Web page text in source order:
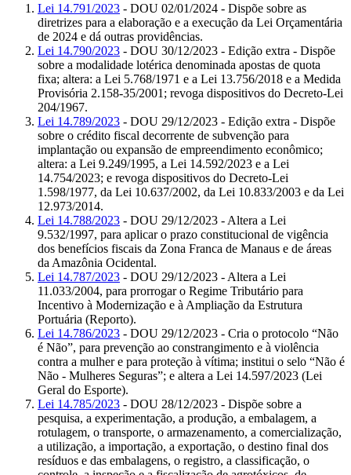
Lei 14.791/2023 - DOU 02/01/2024 - Dispõe sobre as
diretrizes para a elaboração e a execução da Lei Orçamentária
de 2024 e dá outras providências.
Lei 14.790/2023 - DOU 30/12/2023 - Edição extra - Dispõe
sobre a modalidade lotérica denominada apostas de quota
fixa; altera: a Lei 5.768/1971 e a Lei 13.756/2018 e a Medida
Provisória 2.158-35/2001; revoga dispositivos do Decreto-Lei
204/1967.
Lei 14.789/2023 - DOU 29/12/2023 - Edição extra - Dispõe
sobre o crédito fiscal decorrente de subvenção para
implantação ou expansão de empreendimento econômico;
altera: a Lei 9.249/1995, a Lei 14.592/2023 e a Lei
14.754/2023; e revoga dispositivos do Decreto-Lei
1.598/1977, da Lei 10.637/2002, da Lei 10.833/2003 e da Lei
12.973/2014.
Lei 14.788/2023 - DOU 29/12/2023 - Altera a Lei
9.532/1997, para aplicar o prazo constitucional de vigência
dos benefícios fiscais da Zona Franca de Manaus e de áreas
da Amazônia Ocidental.
Lei 14.787/2023 - DOU 29/12/2023 - Altera a Lei
11.033/2004, para prorrogar o Regime Tributário para
Incentivo à Modernização e à Ampliação da Estrutura
Portuária (Reporto).
Lei 14.786/2023 - DOU 29/12/2023 - Cria o protocolo “Não
é Não”, para prevenção ao constrangimento e à violência
contra a mulher e para proteção à vítima; institui o selo “Não é
Não - Mulheres Seguras”; e altera a Lei 14.597/2023 (Lei
Geral do Esporte).
Lei 14.785/2023 - DOU 28/12/2023 - Dispõe sobre a
pesquisa, a experimentação, a produção, a embalagem, a
rotulagem, o transporte, o armazenamento, a comercialização,
a utilização, a importação, a exportação, o destino final dos
resíduos e das embalagens, o registro, a classificação, o